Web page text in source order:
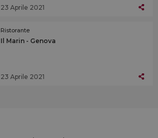
23 Aprile 2021
Ristorante
Il Marin - Genova
23 Aprile 2021